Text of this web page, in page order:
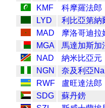
KMF
科摩羅法郎
LYD
利比亞第納
MAD
摩洛哥迪拉
MGA
馬達加斯加
NAD
納米比亞元
NGN
奈及利亞
RWF
盧旺達法郎
SDG
蘇丹鎊